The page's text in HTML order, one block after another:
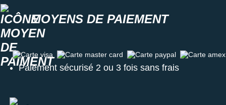
MOYENS DE PAIEMENT
Carte visa Carte master card Carte paypal Carte amex
Paiement sécurisé 2 ou 3 fois sans frais